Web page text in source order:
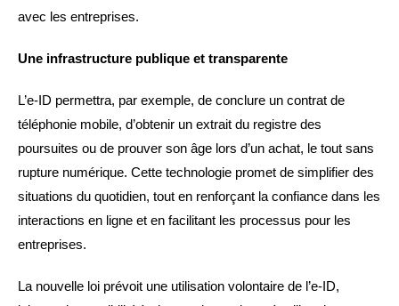
avec les entreprises.
Une infrastructure publique et transparente
L’e-ID permettra, par exemple, de conclure un contrat de
téléphonie mobile, d’obtenir un extrait du registre des
poursuites ou de prouver son âge lors d’un achat, le tout sans
rupture numérique. Cette technologie promet de simplifier des
situations du quotidien, tout en renforçant la confiance dans les
interactions en ligne et en facilitant les processus pour les
entreprises.
La nouvelle loi prévoit une utilisation volontaire de l’e-ID,